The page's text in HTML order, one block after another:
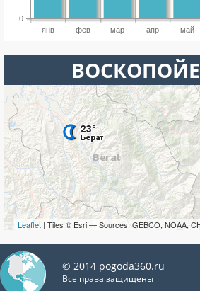
янв фев мар апр май
0
Leaflet | Tiles © Esri — Sources: GEBCO, NOAA,
© 2014 pogoda360.ru
Все права защищены